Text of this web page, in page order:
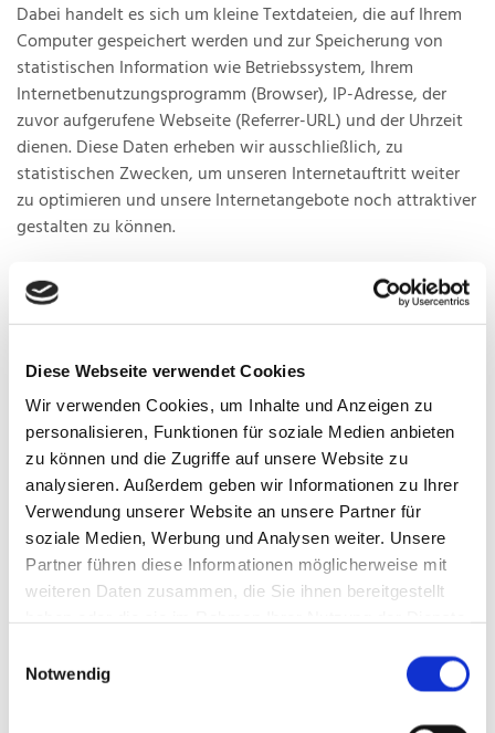
Diese Webseite verwendet Cookies
Wir verwenden Cookies, um Inhalte und Anzeigen zu
personalisieren, Funktionen für soziale Medien anbieten
zu können und die Zugriffe auf unsere Website zu
analysieren. Außerdem geben wir Informationen zu Ihrer
Verwendung unserer Website an unsere Partner für
soziale Medien, Werbung und Analysen weiter. Unsere
Partner führen diese Informationen möglicherweise mit
weiteren Daten zusammen, die Sie ihnen bereitgestellt
Notwendig
Dabei handelt es sich um kleine Textdateien, die auf Ihrem
Computer gespeichert werden und zur Speicherung von
statistischen Information wie Betriebssystem, Ihrem
Internetbenutzungsprogramm (Browser), IP-Adresse, der
zuvor aufgerufene Webseite (Referrer-URL) und der Uhrzeit
dienen. Diese Daten erheben wir ausschließlich, zu
statistischen Zwecken, um unseren Internetauftritt weiter
zu optimieren und unsere Internetangebote noch attraktiver
gestalten zu können.
Die Erhebung und Speicherung erfolgt ausschließlich in
anonymisierter oder pseudonymisierter Form und lässt
keinen Rückschluss auf Sie als natürliche Person zu.
Registrierung auf unserer Internetseite
Sie haben die Möglichkeit, sich auf unserer Website zu
registrieren und dabei Angaben über ihre
personenbezogenen Daten zu machen. Ihre angegebenen
Daten verarbeiten wir ausschließlich für interne Zwecke.
Das kann auch bedeuten, dass wir die personenbezogenen
Daten berechtigt an einen unserer Auftragsverarbeiter
weitergeben, der diese wiederum für seine internen Zwecke
nutzt.
Wenn Sie sich bei uns registrieren, werden folgende Daten